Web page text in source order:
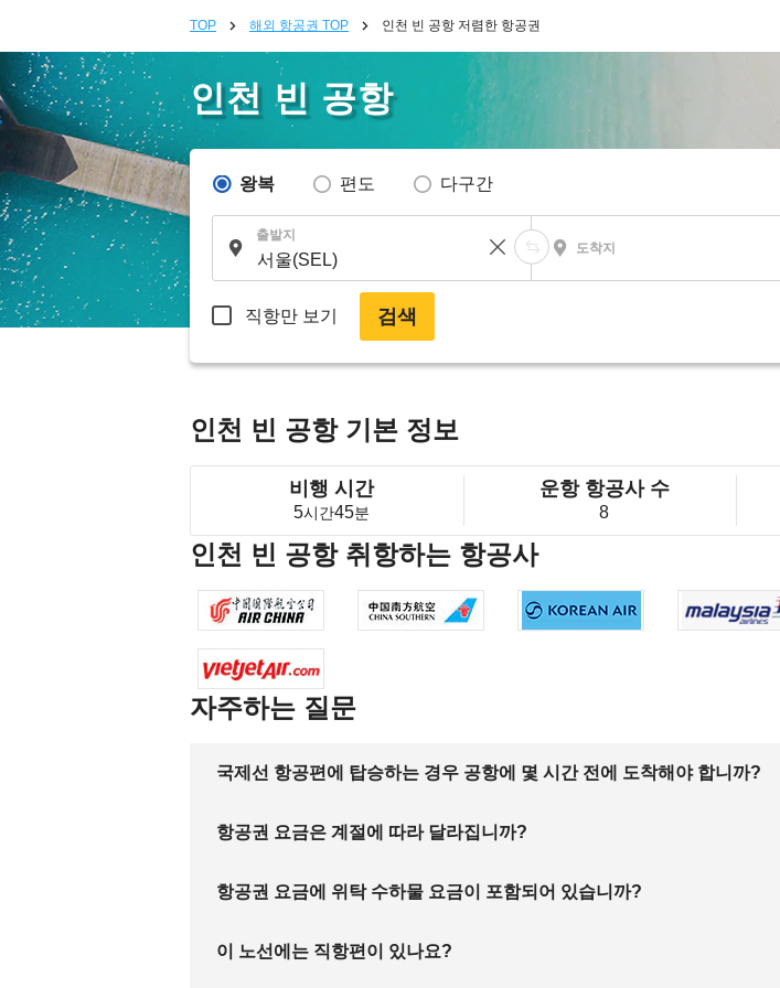
TOP 해외 항공권 TOP 인천 빈 공항 저렴한 항공권
인천 빈 공항
왕복 편도 다구간
출발지
도착지
직항만 보기 검색
인천 빈 공항 기본 정보
비행 시간
5시간45분
운항 항공사 수
8
인천 빈 공항 취항하는 항공사
자주하는 질문
국제선 항공편에 탑승하는 경우 공항에 몇 시간 전에 도착해야 합니까?
항공권 요금은 계절에 따라 달라집니까?
항공권 요금에 위탁 수하물 요금이 포함되어 있습니까?
이 노선에는 직항편이 있나요?